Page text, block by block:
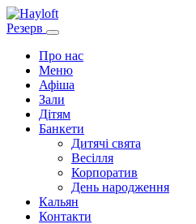
Резерв
Про нас
Меню
Афіша
Зали
Дітям
Банкети
Дитячі свята
Весілля
Корпоратив
День народження
Кальян
Контакти